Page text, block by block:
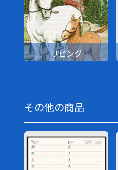
リビング
その他の商品